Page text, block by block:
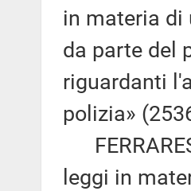
in materia di
da parte del
riguardanti
polizia»
leggi in